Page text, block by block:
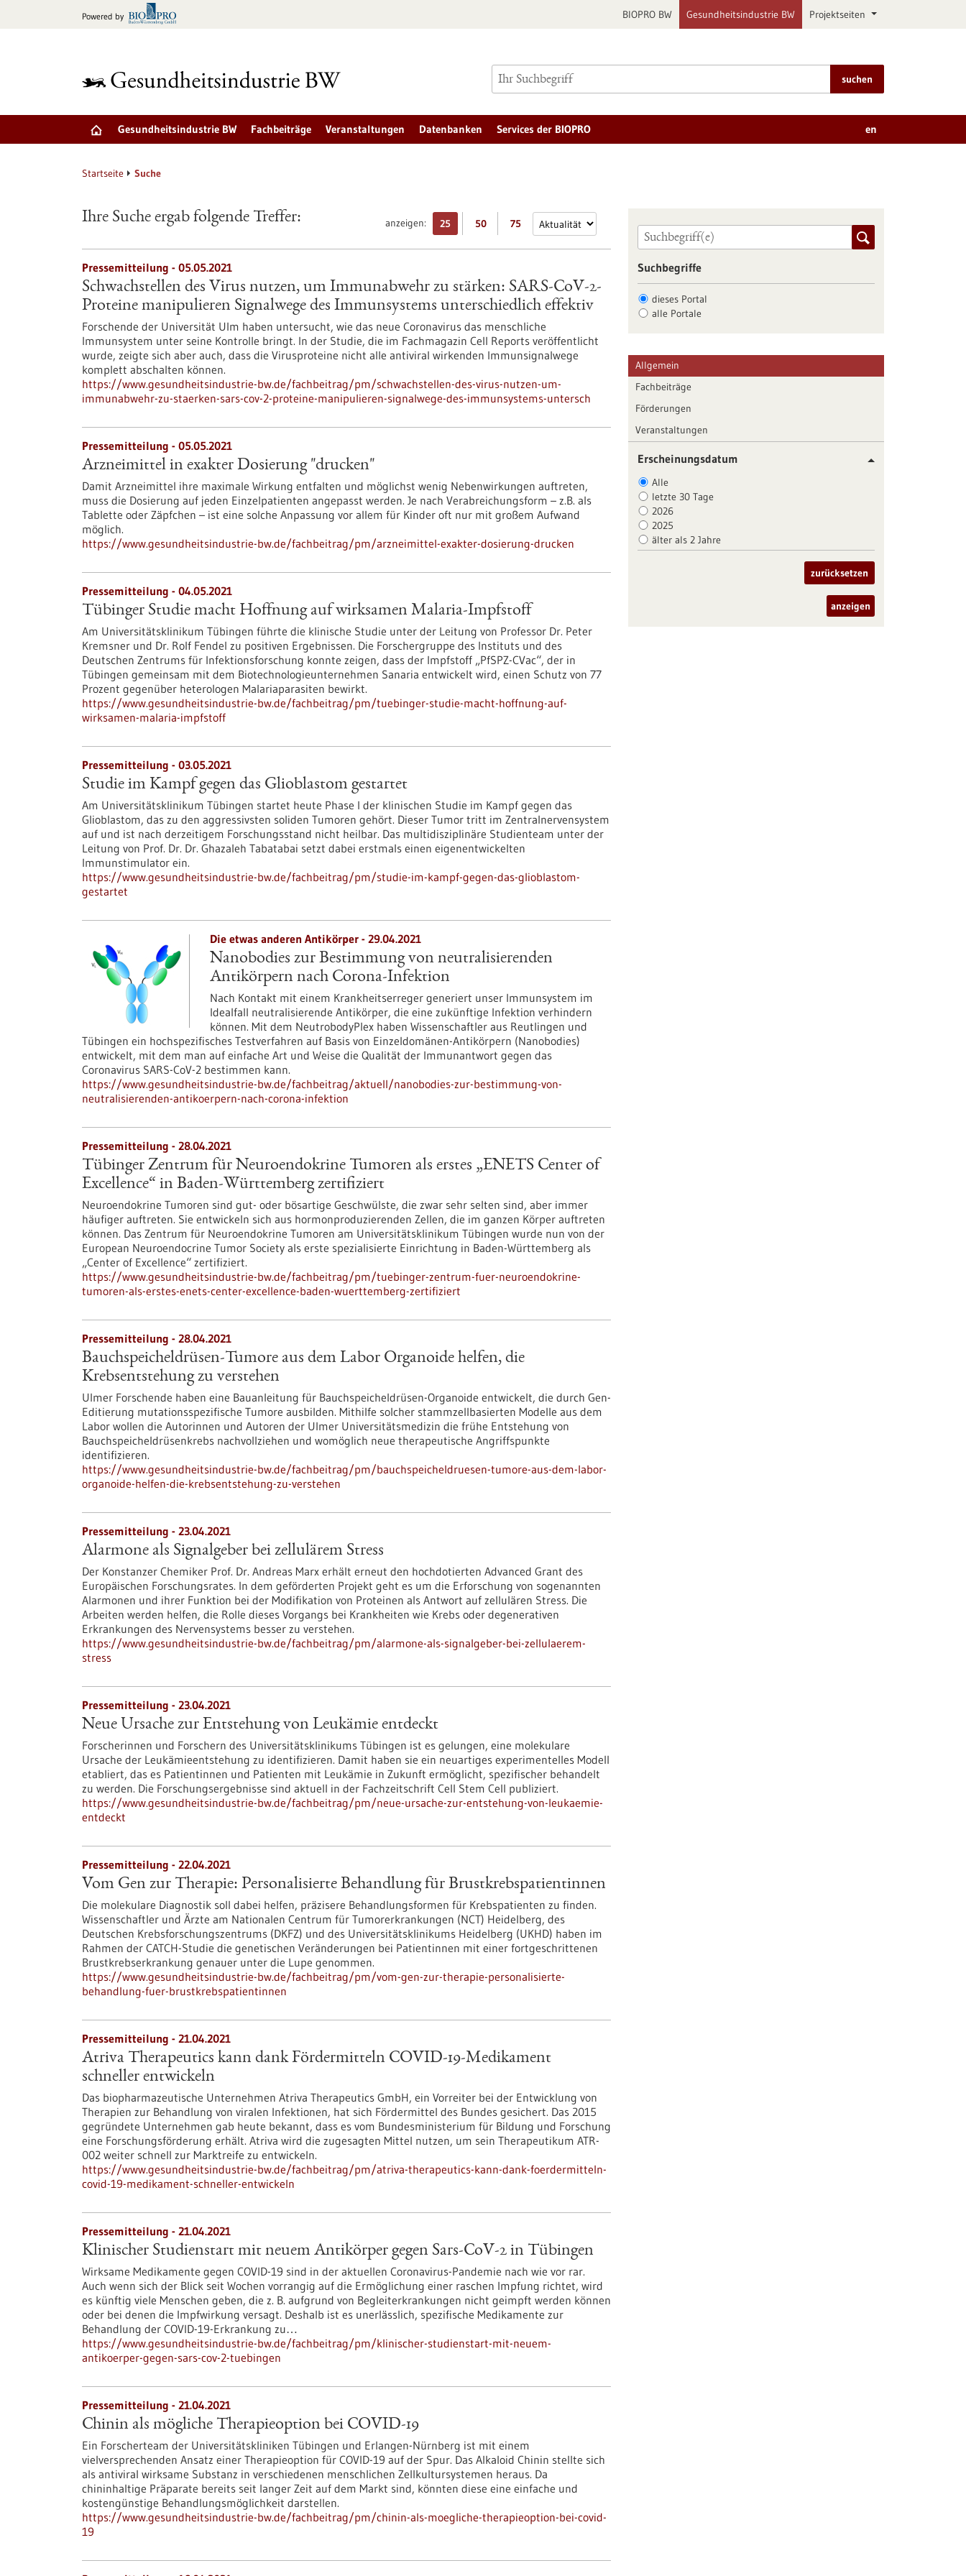
Powered by BIOPRO BW Gesundheitsindustrie BW Projektseiten
suchen
Gesundheitsindustrie BW Fachbeiträge Veranstaltungen Datenbanken Services der BIOPRO en
Startseite Suche
anzeigen: 25 50 75
Ihre Suche ergab folgende Treffer:
Pressemitteilung - 05.05.2021
Schwachstellen des Virus nutzen, um Immunabwehr zu stärken: SARS-CoV-2-
Proteine manipulieren Signalwege des Immunsystems unterschiedlich effektiv
Forschende der Universität Ulm haben untersucht, wie das neue Coronavirus das menschliche
Immunsystem unter seine Kontrolle bringt. In der Studie, die im Fachmagazin Cell Reports veröffentlicht
wurde, zeigte sich aber auch, dass die Virusproteine nicht alle antiviral wirkenden Immunsignalwege
komplett abschalten können.
https://www.gesundheitsindustrie-bw.de/fachbeitrag/pm/schwachstellen-des-virus-nutzen-um-
immunabwehr-zu-staerken-sars-cov-2-proteine-manipulieren-signalwege-des-immunsystems-untersch
Pressemitteilung - 05.05.2021
Arzneimittel in exakter Dosierung "drucken"
Damit Arzneimittel ihre maximale Wirkung entfalten und möglichst wenig Nebenwirkungen auftreten,
muss die Dosierung auf jeden Einzelpatienten angepasst werden. Je nach Verabreichungsform – z.B. als
Tablette oder Zäpfchen – ist eine solche Anpassung vor allem für Kinder oft nur mit großem Aufwand
möglich.
https://www.gesundheitsindustrie-bw.de/fachbeitrag/pm/arzneimittel-exakter-dosierung-drucken
Pressemitteilung - 04.05.2021
Tübinger Studie macht Hoffnung auf wirksamen Malaria-Impfstoff
Am Universitätsklinikum Tübingen führte die klinische Studie unter der Leitung von Professor Dr. Peter
Kremsner und Dr. Rolf Fendel zu positiven Ergebnissen. Die Forschergruppe des Instituts und des
Deutschen Zentrums für Infektionsforschung konnte zeigen, dass der Impfstoff „PfSPZ-CVac“, der in
Tübingen gemeinsam mit dem Biotechnologieunternehmen Sanaria entwickelt wird, einen Schutz von 77
Prozent gegenüber heterologen Malariaparasiten bewirkt.
https://www.gesundheitsindustrie-bw.de/fachbeitrag/pm/tuebinger-studie-macht-hoffnung-auf-
wirksamen-malaria-impfstoff
Pressemitteilung - 03.05.2021
Studie im Kampf gegen das Glioblastom gestartet
Am Universitätsklinikum Tübingen startet heute Phase I der klinischen Studie im Kampf gegen das
Glioblastom, das zu den aggressivsten soliden Tumoren gehört. Dieser Tumor tritt im Zentralnervensystem
auf und ist nach derzeitigem Forschungsstand nicht heilbar. Das multidisziplinäre Studienteam unter der
Leitung von Prof. Dr. Dr. Ghazaleh Tabatabai setzt dabei erstmals einen eigenentwickelten
Immunstimulator ein.
https://www.gesundheitsindustrie-bw.de/fachbeitrag/pm/studie-im-kampf-gegen-das-glioblastom-
gestartet
Die etwas anderen Antikörper - 29.04.2021
Nanobodies zur Bestimmung von neutralisierenden
Antikörpern nach Corona-Infektion
Nach Kontakt mit einem Krankheitserreger generiert unser Immunsystem im
Idealfall neutralisierende Antikörper, die eine zukünftige Infektion verhindern
können. Mit dem NeutrobodyPlex haben Wissenschaftler aus Reutlingen und
Tübingen ein hochspezifisches Testverfahren auf Basis von Einzeldomänen-Antikörpern (Nanobodies)
entwickelt, mit dem man auf einfache Art und Weise die Qualität der Immunantwort gegen das
Coronavirus SARS-CoV-2 bestimmen kann.
https://www.gesundheitsindustrie-bw.de/fachbeitrag/aktuell/nanobodies-zur-bestimmung-von-
neutralisierenden-antikoerpern-nach-corona-infektion
Pressemitteilung - 28.04.2021
Tübinger Zentrum für Neuroendokrine Tumoren als erstes „ENETS Center of
Excellence“ in Baden-Württemberg zertifiziert
Neuroendokrine Tumoren sind gut- oder bösartige Geschwülste, die zwar sehr selten sind, aber immer
häufiger auftreten. Sie entwickeln sich aus hormonproduzierenden Zellen, die im ganzen Körper auftreten
können. Das Zentrum für Neuroendokrine Tumoren am Universitätsklinikum Tübingen wurde nun von der
European Neuroendocrine Tumor Society als erste spezialisierte Einrichtung in Baden-Württemberg als
„Center of Excellence“ zertifiziert.
https://www.gesundheitsindustrie-bw.de/fachbeitrag/pm/tuebinger-zentrum-fuer-neuroendokrine-
tumoren-als-erstes-enets-center-excellence-baden-wuerttemberg-zertifiziert
Pressemitteilung - 28.04.2021
Bauchspeicheldrüsen-Tumore aus dem Labor Organoide helfen, die
Krebsentstehung zu verstehen
Ulmer Forschende haben eine Bauanleitung für Bauchspeicheldrüsen-Organoide entwickelt, die durch Gen-
Editierung mutationsspezifische Tumore ausbilden. Mithilfe solcher stammzellbasierten Modelle aus dem
Labor wollen die Autorinnen und Autoren der Ulmer Universitätsmedizin die frühe Entstehung von
Bauchspeicheldrüsenkrebs nachvollziehen und womöglich neue therapeutische Angriffspunkte
identifizieren.
https://www.gesundheitsindustrie-bw.de/fachbeitrag/pm/bauchspeicheldruesen-tumore-aus-dem-labor-
organoide-helfen-die-krebsentstehung-zu-verstehen
Pressemitteilung - 23.04.2021
Alarmone als Signalgeber bei zellulärem Stress
Der Konstanzer Chemiker Prof. Dr. Andreas Marx erhält erneut den hochdotierten Advanced Grant des
Europäischen Forschungsrates. In dem geförderten Projekt geht es um die Erforschung von sogenannten
Alarmonen und ihrer Funktion bei der Modifikation von Proteinen als Antwort auf zellulären Stress. Die
Arbeiten werden helfen, die Rolle dieses Vorgangs bei Krankheiten wie Krebs oder degenerativen
Erkrankungen des Nervensystems besser zu verstehen.
https://www.gesundheitsindustrie-bw.de/fachbeitrag/pm/alarmone-als-signalgeber-bei-zellulaerem-
stress
Pressemitteilung - 23.04.2021
Neue Ursache zur Entstehung von Leukämie entdeckt
Forscherinnen und Forschern des Universitätsklinikums Tübingen ist es gelungen, eine molekulare
Ursache der Leukämieentstehung zu identifizieren. Damit haben sie ein neuartiges experimentelles Modell
etabliert, das es Patientinnen und Patienten mit Leukämie in Zukunft ermöglicht, spezifischer behandelt
zu werden. Die Forschungsergebnisse sind aktuell in der Fachzeitschrift Cell Stem Cell publiziert.
https://www.gesundheitsindustrie-bw.de/fachbeitrag/pm/neue-ursache-zur-entstehung-von-leukaemie-
entdeckt
Pressemitteilung - 22.04.2021
Vom Gen zur Therapie: Personalisierte Behandlung für Brustkrebspatientinnen
Die molekulare Diagnostik soll dabei helfen, präzisere Behandlungsformen für Krebspatienten zu finden.
Wissenschaftler und Ärzte am Nationalen Centrum für Tumorerkrankungen (NCT) Heidelberg, des
Deutschen Krebsforschungszentrums (DKFZ) und des Universitätsklinikums Heidelberg (UKHD) haben im
Rahmen der CATCH-Studie die genetischen Veränderungen bei Patientinnen mit einer fortgeschrittenen
Brustkrebserkrankung genauer unter die Lupe genommen.
https://www.gesundheitsindustrie-bw.de/fachbeitrag/pm/vom-gen-zur-therapie-personalisierte-
behandlung-fuer-brustkrebspatientinnen
Pressemitteilung - 21.04.2021
Atriva Therapeutics kann dank Fördermitteln COVID-19-Medikament
schneller entwickeln
Das biopharmazeutische Unternehmen Atriva Therapeutics GmbH, ein Vorreiter bei der Entwicklung von
Therapien zur Behandlung von viralen Infektionen, hat sich Fördermittel des Bundes gesichert. Das 2015
gegründete Unternehmen gab heute bekannt, dass es vom Bundesministerium für Bildung und Forschung
eine Forschungsförderung erhält. Atriva wird die zugesagten Mittel nutzen, um sein Therapeutikum ATR-
002 weiter schnell zur Marktreife zu entwickeln.
https://www.gesundheitsindustrie-bw.de/fachbeitrag/pm/atriva-therapeutics-kann-dank-foerdermitteln-
covid-19-medikament-schneller-entwickeln
Pressemitteilung - 21.04.2021
Klinischer Studienstart mit neuem Antikörper gegen Sars-CoV-2 in Tübingen
Wirksame Medikamente gegen COVID-19 sind in der aktuellen Coronavirus-Pandemie nach wie vor rar.
Auch wenn sich der Blick seit Wochen vorrangig auf die Ermöglichung einer raschen Impfung richtet, wird
es künftig viele Menschen geben, die z. B. aufgrund von Begleiterkrankungen nicht geimpft werden können
oder bei denen die Impfwirkung versagt. Deshalb ist es unerlässlich, spezifische Medikamente zur
Behandlung der COVID-19-Erkrankung zu…
https://www.gesundheitsindustrie-bw.de/fachbeitrag/pm/klinischer-studienstart-mit-neuem-
antikoerper-gegen-sars-cov-2-tuebingen
Pressemitteilung - 21.04.2021
Chinin als mögliche Therapieoption bei COVID-19
Ein Forscherteam der Universitätskliniken Tübingen und Erlangen-Nürnberg ist mit einem
vielversprechenden Ansatz einer Therapieoption für COVID-19 auf der Spur. Das Alkaloid Chinin stellte sich
als antiviral wirksame Substanz in verschiedenen menschlichen Zellkultursystemen heraus. Da
chininhaltige Präparate bereits seit langer Zeit auf dem Markt sind, könnten diese eine einfache und
kostengünstige Behandlungsmöglichkeit darstellen.
https://www.gesundheitsindustrie-bw.de/fachbeitrag/pm/chinin-als-moegliche-therapieoption-bei-covid-
19
Suchbegriffe
dieses Portal
alle Portale
Allgemein
Fachbeiträge
Förderungen
Veranstaltungen
Erscheinungsdatum
Alle
letzte 30 Tage
2026
2025
älter als 2 Jahre
zurücksetzen
anzeigen